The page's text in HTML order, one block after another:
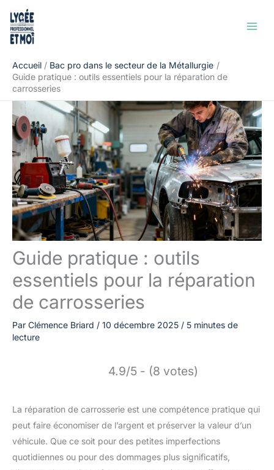
contenu
Accueil
Bac pro dans le secteur de la Métallurgie
Guide pratique : outils essentiels pour la réparation de
carrosseries
Guide pratique : outils
essentiels pour la réparation
de carrosseries
Par Clémence Briard / 10 décembre 2025 / 5 minutes de
lecture
4.9/5 - (8 votes)
La réparation de carrosserie est une compétence pratique qui
peut faire économiser de l’argent et préserver la valeur d’un
véhicule. Que ce soit pour des petites imperfections
quotidiennes ou pour des dommages plus significatifs,
Rechercher